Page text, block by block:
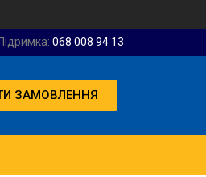
068 008 94 13
ЗАМОВЛЕННЯ